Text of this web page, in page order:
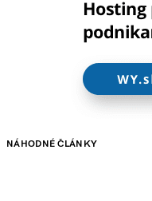
NÁHODNÉ ČLÁNKY